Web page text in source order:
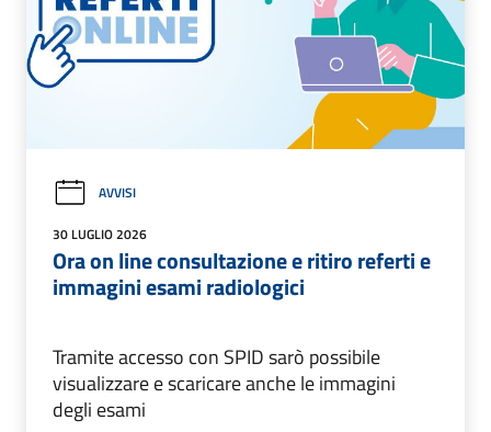
AVVISI
30 LUGLIO 2026
Ora on line consultazione e ritiro referti e
immagini esami radiologici
Tramite accesso con SPID sarò possibile
visualizzare e scaricare anche le immagini
degli esami